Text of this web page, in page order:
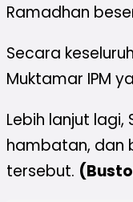
Ramadhan
Secara
Muktamar IPM
Lebih lanjut
hambatan, dan
tersebut.